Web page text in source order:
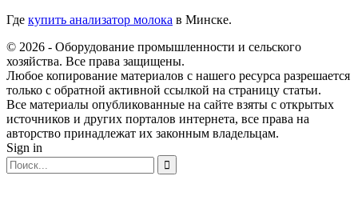
Где купить анализатор молока в Минске.
© 2026 - Оборудование промышленности и сельского
хозяйства. Все права защищены.
Любое копирование материалов с нашего ресурса разрешается
только с обратной активной ссылкой на страницу статьи.
Все материалы опубликованные на сайте взяты с открытых
источников и других порталов интернета, все права на
авторство принадлежат их законным владельцам.
Sign in